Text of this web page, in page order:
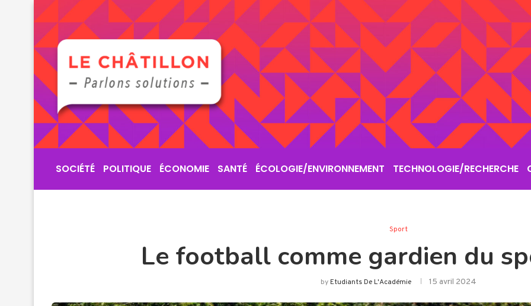
SOCIÉTÉ POLITIQUE ÉCONOMIE SANTÉ ÉCOLOGIE/ENVIRONNEMENT TECHNOLOGIE/RECHERCHE
Sport
Le football comme gardien du
byEtudiants De L'Académie 15 avril 2024